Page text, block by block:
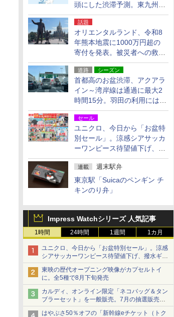
頭にした渋滞予測。東九州道
への迂回は料金調整を実施
話題
オリエンタルランド、令和8
年熊本地震に1000万円超の
寄付を発表。被災者への救援
活動・復旧支援
道路 シーズン
首都高のお盆渋滞、アクアラ
イン～湾岸線は通過に最大2
時間15分。羽田の利用には
「空港西出口」の利用検討を
セール
ユニクロ、今日から「お盆特
別セール」。涼感シアサッカ
ーワンピース待望値下げ、撥
水ギアショーツは1990円に
連載 週末駅弁
東京駅「Suicaのペンギン チ
キンのり弁」
Impress Watchシリーズ 人気記事
1時間 24時間 1週間 1カ月
ユニクロ、今日から「お盆特別セール」。涼感
シアサッカーワンピース待望値下げ、撥水ギア
ショーツは1990円に
東映の歴代オープニング映像がカプセルトイ
に。全5種で8月下旬発売
カルディ、オンライン限定「ネコバッグ＆タン
ブラーセット」を一般販売。7月の抽選販売の
当選無効分
はやぶさ50％オフの「新幹線eチケット（トク